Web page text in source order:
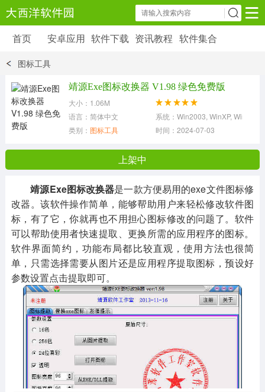
安卓应用 软件下载 资讯教程
6179 款应用
39 款应用
首页 安卓应用 软件下载 资讯教程 软件集合
图标工具
靖源Exe图标改换器 V1.98 绿色免费版
大小：1.06M
语言：简体中文
系统：Win2003, WinXP,
类别： 图标工具 时间：2024-07-03
上架中
靖源Exe图标改换器是一款方便易用的exe文件图标修
改器。该软件操作简单，能够帮助用户来轻松修改软件图
标，有了它，你就再也不用担心图标修改的问题了。软件
可以帮助使用者快速提取、更换所需的应用程序的图标。
软件界面简约，功能布局都比较直观，使用方法也很简
单，只需选择需要从图片还是应用程序提取图标，预设好
参数设置点击提取即可。